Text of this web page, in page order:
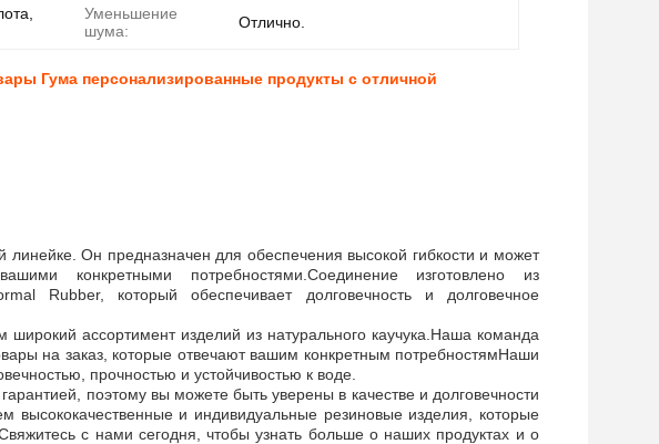
Уменьшение
шума:
Отлично.
Гума персонализированные продукты с отличной
Он предназначен для обеспечения высокой гибкости и может
конкретными потребностями.Соединение изготовлено из
Rubber, который обеспечивает долговечность и долговечное
ассортимент изделий из натурального каучука.Наша команда
на заказ, которые отвечают вашим конкретным потребностямНаши
прочностью и устойчивостью к воде.
поэтому вы можете быть уверены в качестве и долговечности
высококачественные и индивидуальные резиновые изделия, которые
с нами сегодня, чтобы узнать больше о наших продуктах и о